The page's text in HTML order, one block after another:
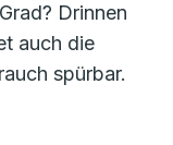
Drinnen
auch die
spürbar.